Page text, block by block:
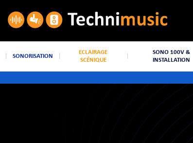
SONORISATION
ECLAIRAGE
SCÉNIQUE
SONO 100V &
INSTALLATION